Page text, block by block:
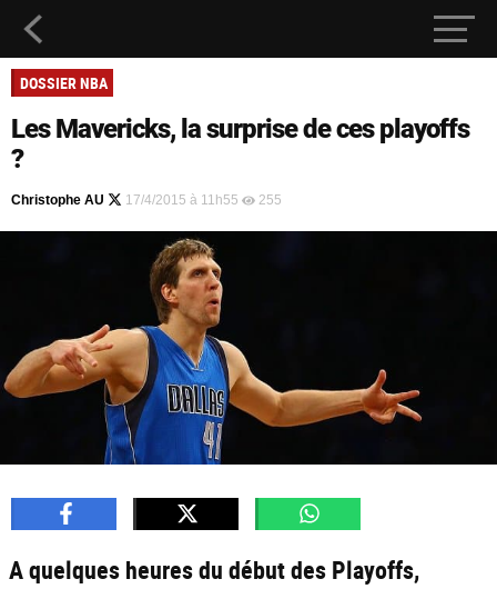
DOSSIER NBA
Les Mavericks, la surprise de ces playoffs
?
Christophe AU 17/4/2015 à 11h55 255
A quelques heures du début des Playoffs,